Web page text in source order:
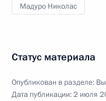
Мадуро Николас
Статус материала
Опубликован в разделе:
Дата публикации:2 июля